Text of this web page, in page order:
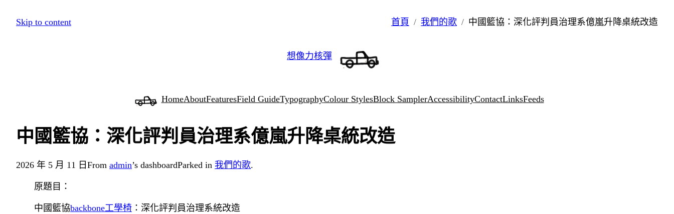
跳
Skip to content 首頁 我們的歌 中國籃協：深化評判員治理系億嵐升降桌統改造
想像力核彈
HomeAboutFeaturesField GuideTypographyColour StylesBlock SamplerAccessibilityContactLinksFeeds
中國籃協：深化評判員治理系億嵐升降桌統改造
2026 年 5 月 11 日 From admin’s dashboardParked in 我們的歌.
原題目：
中國籃協backbone工學椅 ：深化評判員治理系統改造